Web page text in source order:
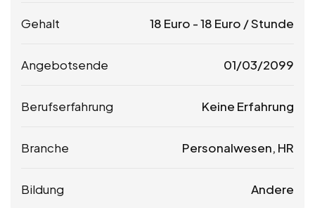
Gehalt 18 Euro -18 Euro / Stunde
Angebotsende 01/03/2099
Berufserfahrung Keine Erfahrung
Branche Personalwesen, HR
Bildung Andere